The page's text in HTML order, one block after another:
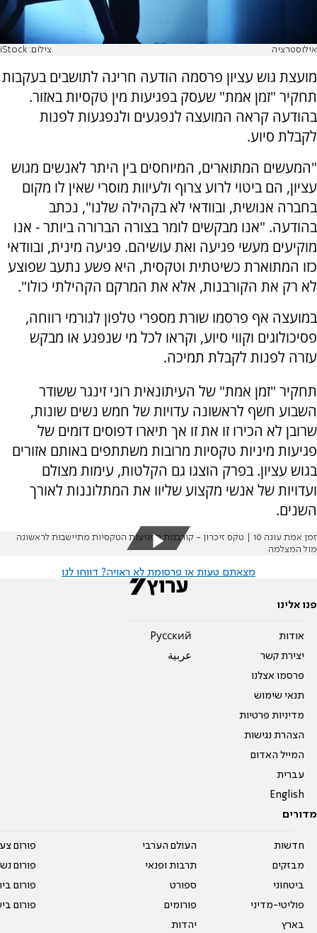
אילוסטרציה צילום: iStock
מועצת גוש עציון פרסמה הודעה חריגה לתושבים בעקבות
תחקיר "זמן אמת" שעסק בפגיעות מין טקסיות באזור.
בהודעה קראה המועצה לנפגעים ולנפגעות לפנות
לקבלת סיוע.
"המעשים המתוארים, המיוחסים בין היתר לאנשים מגוש
עציון, הם ביטוי לרוע צרוף ולעיוות מוסרי שאין לו מקום
בחברה אנושית, ובוודאי לא בקהילה שלנו", נכתב
בהודעה. "אנו מבקשים לומר בצורה הברורה ביותר - אנו
מוקיעים מעשי פגיעה ואת עושיהם. פגיעה מינית, ובוודאי
כזו המתוארת כשיטתית וטקסית, היא פשע נתעב שפוצע
לא רק את הקורבנות, אלא את המרקם הקהילתי כולו".
במועצה אף פרסמו שורת מספרי טלפון לגורמי רווחה,
פסיכולוגים וקווי סיוע, וקראו לכל מי שנפגע או מבקש
עזרה לפנות לקבלת תמיכה.
תחקיר "זמן אמת" של העיתונאית רוני זינגר ששודר
השבוע חשף לראשונה עדויות של חמש נשים שונות,
שרובן לא הכירו זו את זו אך תיארו דפוסים דומים של
פגיעות מיניות טקסיות מרובות משתתפים באותם אזורים
בגוש עציון. בפרק הוצגו גם הקלטות, עימות מצולם
ועדויות של אנשי מקצוע שליוו את המתלוננות לאורך
השנים.
זמן אמת עונה 10 | טקס זיכרון - קורבנות הפגיעות הטקסיות מתיישבות לראשונה
מול המצלמה
מצאתם טעות או פרסומת לא ראויה? דווחו לנו
פנו אלינו
אודות
יצירת קשר
פרסמו אצלנו
תנאי שימוש
מדיניות פרטיות
הצהרת נגישות
המייל האדום
עברית
English
Pусский
عربية
מדורים
חדשות
מבזקים
ביטחוני
פוליטי-מדיני
בארץ
העולם הערבי
תרבות ופנאי
ספורט
פורומים
יהדות
פורום
פורום
פורום
פורום